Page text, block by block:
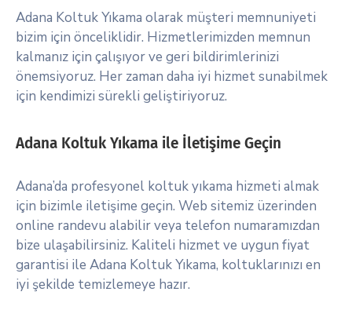
Adana Koltuk Yıkama olarak müşteri memnuniyeti
bizim için önceliklidir. Hizmetlerimizden memnun
kalmanız için çalışıyor ve geri bildirimlerinizi
önemsiyoruz. Her zaman daha iyi hizmet sunabilmek
için kendimizi sürekli geliştiriyoruz.
Adana Koltuk Yıkama ile İletişime Geçin
Adana’da profesyonel koltuk yıkama hizmeti almak
için bizimle iletişime geçin. Web sitemiz üzerinden
online randevu alabilir veya telefon numaramızdan
bize ulaşabilirsiniz. Kaliteli hizmet ve uygun fiyat
garantisi ile Adana Koltuk Yıkama, koltuklarınızı en
iyi şekilde temizlemeye hazır.